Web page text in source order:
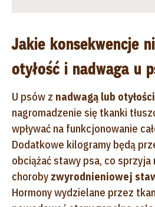
Jakie konsekwencje
otyłość i nadwaga u
U psów z nadwagą lub
nagromadzenie się tkanki
wpływać na funkcjonowanie
Dodatkowe kilogramy będą
obciążać stawy psa, co
choroby zwyrodnieniowej
Hormony wydzielane przez